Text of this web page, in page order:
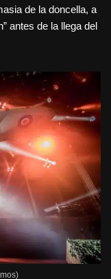
de la doncella, a
antes de la llega del